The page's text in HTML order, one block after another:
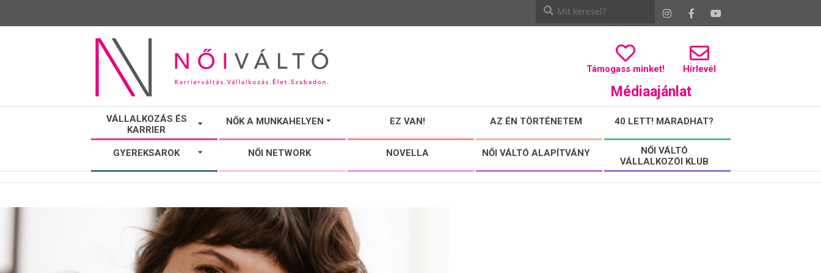
NŐI
VÁLTÓ
Támogass minket! Hírlevél
Médiaajánlat
VÁLLALKOZÁS ÉS
KARRIER
NŐK A MUNKAHELYEN EZ VAN! AZ ÉN TÖRTÉNETEM 40 LETT! MARADHAT?
GYEREKSAROK NŐI NETWORK NOVELLA NŐI VÁLTÓ ALAPÍTVÁNY
NŐI VÁLTÓ
VÁLLALKOZÓI KLUB